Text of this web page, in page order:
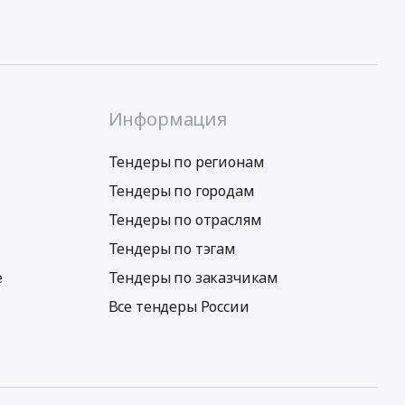
Информация
Тендеры по регионам
Тендеры по городам
Тендеры по отраслям
Тендеры по тэгам
Тендеры по заказчикам
Все тендеры России